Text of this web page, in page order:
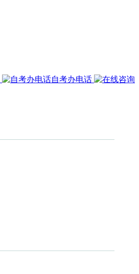
自考办电话